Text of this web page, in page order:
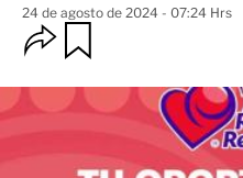
24 de agosto de 2024 - 07:24 Hrs
O
p
i
o
e
r
d